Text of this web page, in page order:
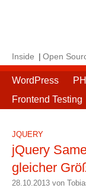
Inside Open
WordPress
Frontend Testing
JQUERY
jQuery
gleicher
28.10.2013 von